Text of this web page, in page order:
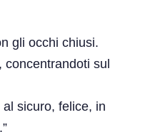
gli occhi chiusi.
concentrandoti sul
al sicuro, felice, in